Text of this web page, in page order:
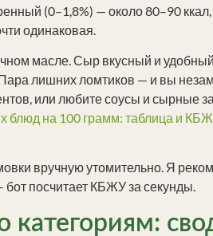
(0–1,8%) — около 80–90
одинаковая.
масле. Сыр вкусный и
лишних ломтиков — и вы
или любите соусы и сырные
блюд на 100 грамм: таблица и
вручную утомительно. Я
бот посчитает КБЖУ за секунды.
категориям: